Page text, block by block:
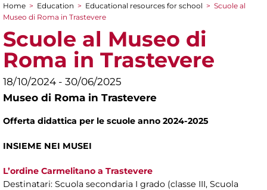
You are here
Home > Education > Educational resources for school > Scuole al
Museo di Roma in Trastevere
Scuole al Museo di
Roma in Trastevere
18/10/2024 - 30/06/2025
Museo di Roma in Trastevere
Offerta didattica per le scuole anno 2024-2025
INSIEME NEI MUSEI
L’ordine Carmelitano a Trastevere
Destinatari: Scuola secondaria I grado (classe III, Scuola